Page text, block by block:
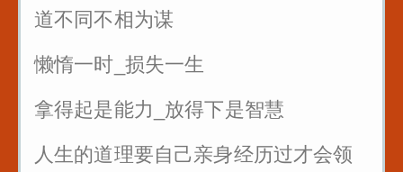
别人夸你_如何巧妙回答_而不是阿谀
道不同不相为谋
懒惰一时_损失一生
拿得起是能力_放得下是智慧
人生的道理要自己亲身经历过才会领